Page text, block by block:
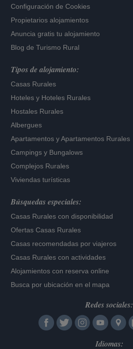
Configuración de Cookies
Propietarios alojamientos
Anuncia gratis tu alojamiento
Blog de Turismo Rural
Tipos de alojamiento:
Casas Rurales
Hoteles y Hoteles Rurales
Hostales Rurales
Albergues
Apartamentos yApartamentos Rurales
Campings y Bungalows
Complejos Rurales
Viviendas turísticas
Búsquedas especiales:
Casas Rurales con disponibilidad
Ofertas Casas Rurales
Casas recomendadas por viajeros
Casas Rurales con actividades
Alojamientos con reserva online
Busca por ubicación en el mapa
Redes sociales:
Idiomas: